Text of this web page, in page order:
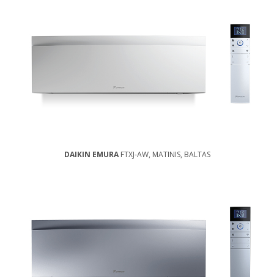
DAIKIN EMURAFTXJ-AW, MATINIS, BALTAS